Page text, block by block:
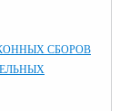
СБОРОВ